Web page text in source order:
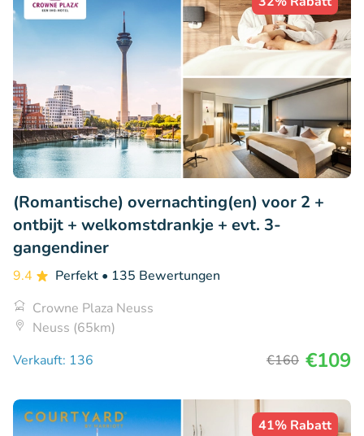
(Romantische) overnachting(en) voor 2 +
ontbijt + welkomstdrankje + evt. 3-
gangendiner
9.4 Perfekt • 135 Bewertungen
Crowne Plaza Neuss
Neuss (65km)
Verkauft: 136
€160 €109
41% Rabatt